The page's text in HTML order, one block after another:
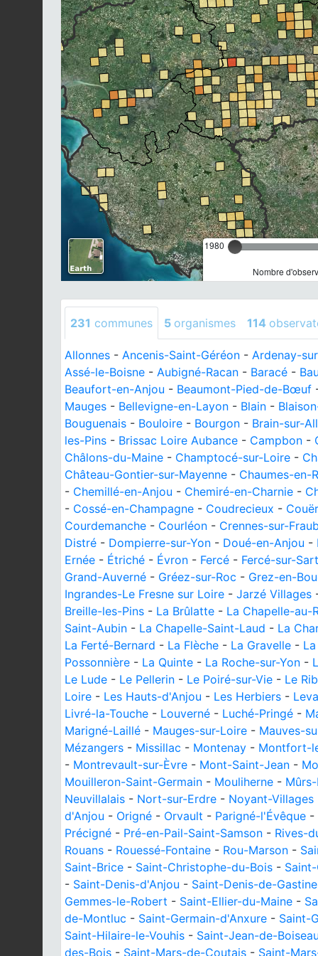
1980
Nombre
231 communes 5 organismes 114
Allonnes - Ancenis-Saint-Géréon - Ardenay-
Assé-le-Boisne - Aubigné-Racan - Baracé -
Beaufort-en-Anjou - Beaumont-Pied-de-Bœuf
Mauges - Bellevigne-en-Layon - Blain -
Bouguenais - Bouloire - Bourgon - Brain-sur-
les-Pins - Brissac Loire Aubance - Campbon -
Châlons-du-Maine - Champtocé-sur-Loire -
Château-Gontier-sur-Mayenne - Chaumes-en-
- Chemillé-en-Anjou - Chemiré-en-Charnie -
- Cossé-en-Champagne - Coudrecieux -
Courdemanche - Courléon - Crennes-sur-
Distré - Dompierre-sur-Yon - Doué-en-Anjou -
Ernée - Étriché - Évron - Fercé - Fercé-sur-
Grand-Auverné - Gréez-sur-Roc - Grez-en-
Ingrandes-Le Fresne sur Loire - Jarzé Villages
Breille-les-Pins - La Brûlatte - La Chapelle-au-
Saint-Aubin - La Chapelle-Saint-Laud - La
La Ferté-Bernard - La Flèche - La Gravelle -
Possonnière - La Quinte - La Roche-sur-Yon -
Le Lude - Le Pellerin - Le Poiré-sur-Vie - Le
Loire - Les Hauts-d'Anjou - Les Herbiers -
Livré-la-Touche - Louverné - Luché-Pringé -
Marigné-Laillé - Mauges-sur-Loire - Mauves-
Mézangers - Missillac - Montenay - Montfort-
- Montrevault-sur-Èvre - Mont-Saint-Jean -
Mouilleron-Saint-Germain - Mouliherne -
Neuvillalais - Nort-sur-Erdre - Noyant-Villages
d'Anjou - Origné - Orvault - Parigné-l'Évêque -
Précigné - Pré-en-Pail-Saint-Samson - Rives-
Rouans - Rouessé-Fontaine - Rou-Marson -
Saint-Brice - Saint-Christophe-du-Bois -
- Saint-Denis-d'Anjou - Saint-Denis-de-
Gemmes-le-Robert - Saint-Ellier-du-Maine -
de-Montluc - Saint-Germain-d'Anxure - Saint-
Saint-Hilaire-le-Vouhis - Saint-Jean-de-
des-Bois - Saint-Mars-de-Coutais - Saint-